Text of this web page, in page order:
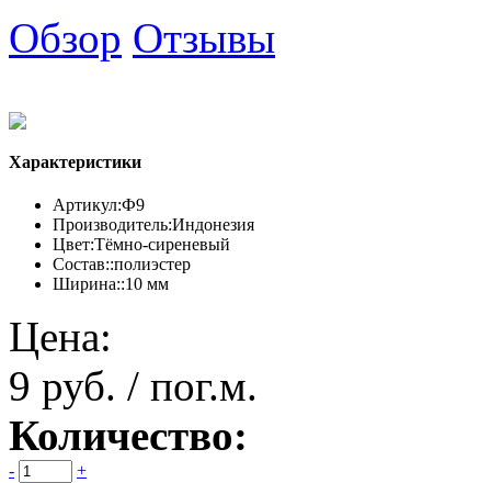
Обзор Отзывы
Характеристики
Артикул:Ф9
Производитель:Индонезия
Цвет:Тёмно-сиреневый
Состав::полиэстер
Ширина::10 мм
Цена:
9 руб. / пог.м.
Количество:
- +